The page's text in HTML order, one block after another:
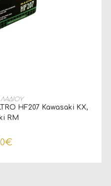
ΚΑΛΆΘΙ
HF207 Kawasaki KX,
RM
€